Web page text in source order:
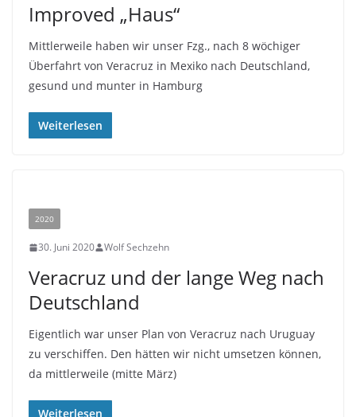
Improved „Haus“
Mittlerweile haben wir unser Fzg., nach 8 wöchiger
Überfahrt von Veracruz in Mexiko nach Deutschland,
gesund und munter in Hamburg
Weiterlesen
2020
30. Juni 2020 Wolf Sechzehn
Veracruz und der lange Weg nach
Deutschland
Eigentlich war unser Plan von Veracruz nach Uruguay
zu verschiffen. Den hätten wir nicht umsetzen können,
da mittlerweile (mitte März)
Weiterlesen